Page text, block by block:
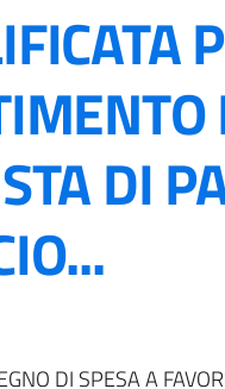
DI
DI SPESA A